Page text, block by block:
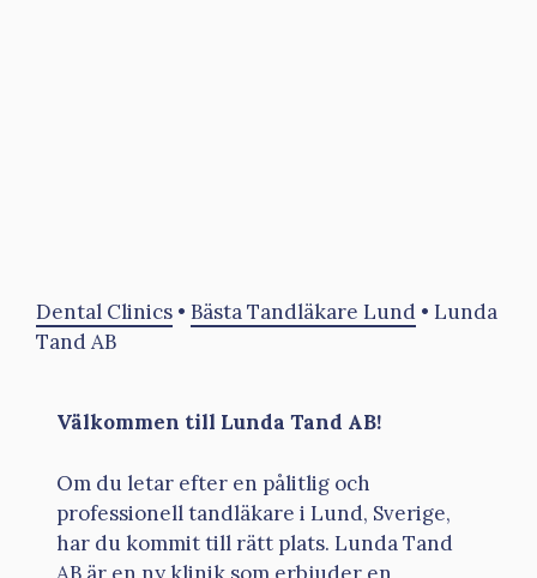
Dental Clinics • Bästa Tandläkare Lund • Lunda
Tand AB
Välkommen till Lunda Tand AB!
Om du letar efter en pålitlig och
professionell tandläkare i Lund, Sverige,
har du kommit till rätt plats. Lunda Tand